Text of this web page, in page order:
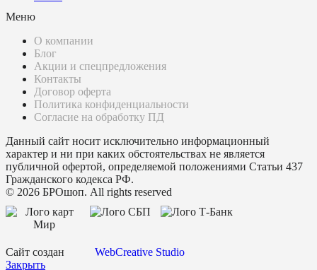
Меню
О компании
Блог
Акции и спецпредложения
Контакты
Договор оферта
Политика конфиденциальности
Согласие на обработку ПД
Данный сайт носит исключительно информационный
характер и ни при каких обстоятельствах не является
публичной офертой, определяемой положениями Статьи 437
Гражданского кодекса РФ.
© 2026 БРОшоп. All rights reserved
Сайт создан
WebCreative Studio
Закрыть